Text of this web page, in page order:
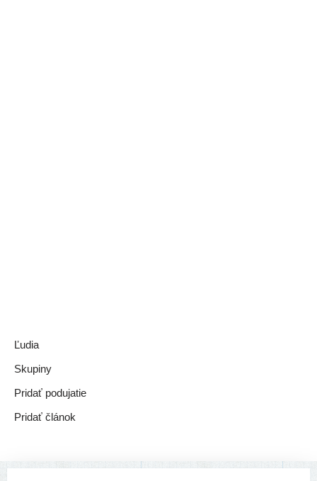
Ľudia
Skupiny
Pridať podu­ja­tie
Pridať člá­nok